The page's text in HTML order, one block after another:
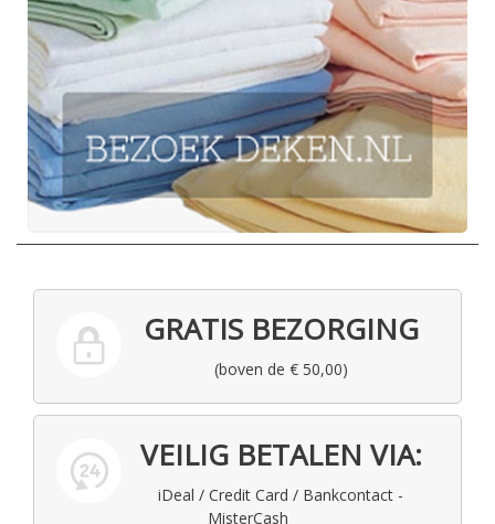
GRATIS BEZORGING
(boven de € 50,00)
VEILIG BETALEN VIA:
iDeal / Credit Card / Bankcontact -
MisterCash